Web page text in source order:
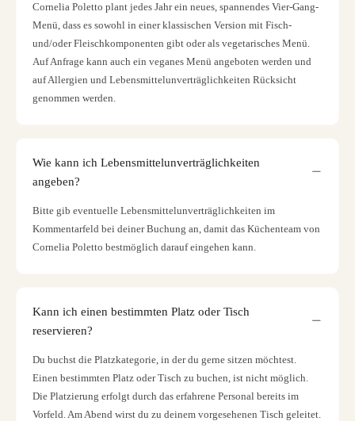
Cornelia Poletto plant jedes Jahr ein neues, spannendes Vier-Gang-
Menü, dass es sowohl in einer klassischen Version mit Fisch-
und/oder Fleischkomponenten gibt oder als vegetarisches Menü.
Auf Anfrage kann auch ein veganes Menü angeboten werden und
auf Allergien und Lebensmittelunverträglichkeiten Rücksicht
genommen werden.
Wie kann ich Lebensmittelunverträglichkeiten
angeben?
Bitte gib eventuelle Lebensmittelunverträglichkeiten im
Kommentarfeld bei deiner Buchung an, damit das Küchenteam von
Cornelia Poletto bestmöglich darauf eingehen kann.
Kann ich einen bestimmten Platz oder Tisch
reservieren?
Du buchst die Platzkategorie, in der du gerne sitzen möchtest.
Einen bestimmten Platz oder Tisch zu buchen, ist nicht möglich.
Die Platzierung erfolgt durch das erfahrene Personal bereits im
Vorfeld. Am Abend wirst du zu deinem vorgesehenen Tisch geleitet.